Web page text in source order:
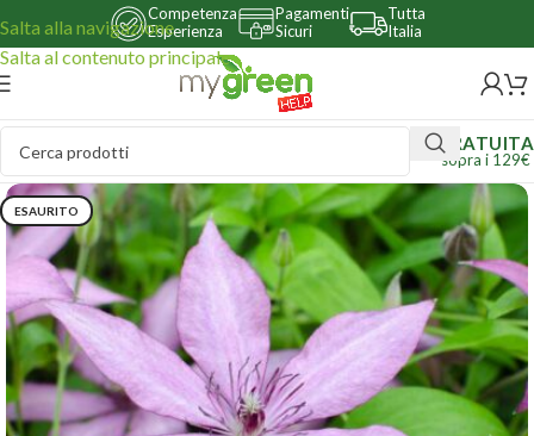
Salta alla navigazione
Salta al contenuto principale
Competenza
Esperienza
Pagamenti
Sicuri
Tutta
Italia
GRATUITA
sopra i 129€
ESAURITO